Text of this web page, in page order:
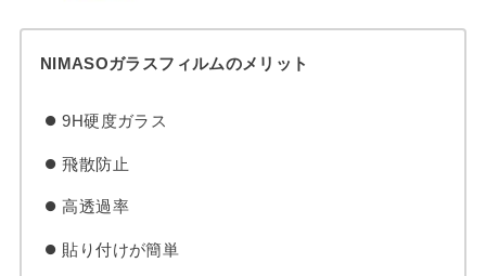
NIMASOガラスフィルムのメリット
9H硬度ガラス
飛散防止
高透過率
貼り付けが簡単